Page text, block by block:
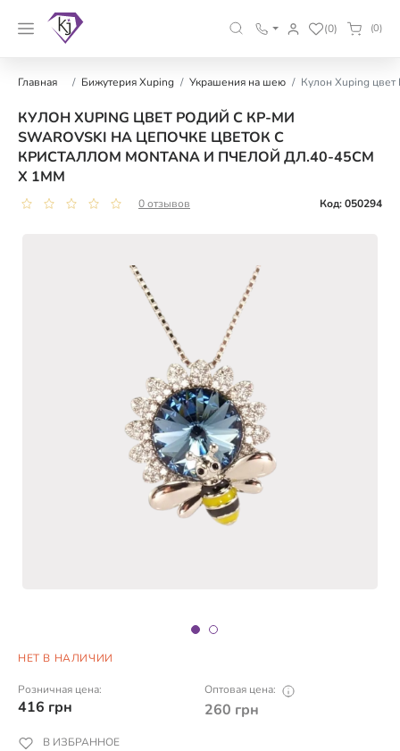
(0) (0)
Главная Бижутерия Xuping Украшения на шею Кулон Xuping
КУЛОН XUPING ЦВЕТ РОДИЙ С КР-МИ
SWAROVSKI НА ЦЕПОЧКЕ ЦВЕТОК С
КРИСТАЛЛОМ MONTANA И ПЧЕЛОЙ ДЛ.40-45СМ
Х 1ММ
0 отзывов Код: 050294
НЕТ В НАЛИЧИИ
Розничная цена:
416 грн
Оптовая цена:
260 грн
В ИЗБРАННОЕ